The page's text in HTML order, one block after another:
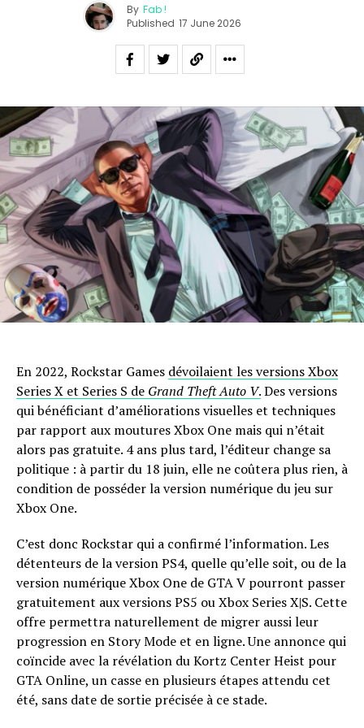
By Fab !
Published 17 June 2026
En 2022, Rockstar Games dévoilaient les versions Xbox
Series X et Series S de Grand Theft Auto V.Des versions
qui bénéficiant d’améliorations visuelles et techniques
par rapport aux moutures Xbox One mais qui n’était
alors pas gratuite. 4 ans plus tard, l’éditeur change sa
politique : à partir du 18 juin, elle ne coûtera plus rien, à
condition de posséder la version numérique du jeu sur
Xbox One.
C’est donc Rockstar qui a confirmé l’information. Les
détenteurs de la version PS4, quelle qu’elle soit, ou de la
version numérique Xbox One de GTA V pourront passer
gratuitement aux versions PS5 ou Xbox Series X|S. Cette
offre permettra naturellement de migrer aussi leur
progression en Story Mode et en ligne. Une annonce qui
coïncide avec la révélation du Kortz Center Heist pour
GTA Online, un casse en plusieurs étapes attendu cet
été, sans date de sortie précisée à ce stade.